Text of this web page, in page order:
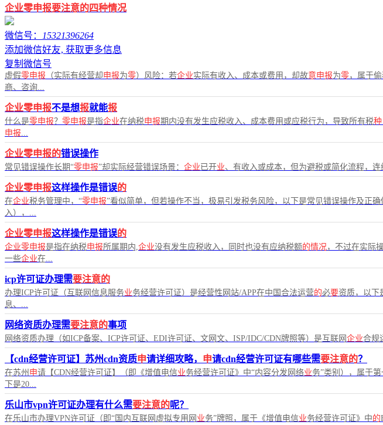
企业零申报要注意的四种情况
微信号：
15321396264
添加微信好友, 获取更多信息
复制微信号
虚假零申报 （实际有经营却申报为零）风险：若企业实际有收入、成本或费用，却故意申报为零，属于
商、咨询...
企业零申报不是想报就能报
什么是零申报？ 零申报是指企业在纳税申报期内没有发生应税收入、成本费用或应税行为，导致所有税种
申报...
企业零申报的错误操作
常见错误操作长期“零申报”却实际经营错误场景： 企业 已开业、有收入或成本，但为避税或简化流程，连
企业零申报这样操作是错误的
在企业税务管理中，“零申报”看似简单，但若操作不当，极易引发税务风险，以下是常见错误操作及正
入），...
企业零申报这样操作是错误的
企业零申报是指在纳税申报所属期内,企业没有发生应税收入，同时也没有应纳税额的情况，不过在实际
一些企业在...
icp许可证办理需要注意的
办理ICP许可证（互联网信息服务业务经营许可证）是经营性网站/APP在中国合法运营的必要资质，以下
息、...
网络资质办理需要注意的事项
网络资质办理（如ICP备案、ICP许可证、EDI许可证、文网文、ISP/IDC/CDN牌照等）是互联网 企业合规
【cdn经营许可证】苏州cdn资质申请详细攻略， 申请cdn经营许可证有哪些需要注意的？
在苏州 申请【CDN经营许可证】（即《增值电信业务经营许可证》中“内容分发网络业务”类别），属于
下是20...
乐山市vpn许可证办理有什么需要注意的呢？
在乐山市办理VPN许可证（即“国内互联网虚拟专用网 业务”牌照，属于《增值电信业务经营许可证》中的